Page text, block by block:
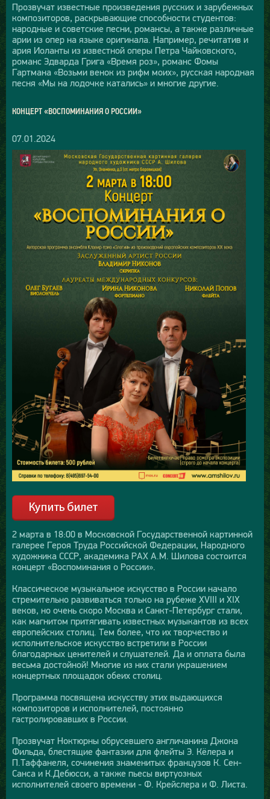
Прозвучат известные произведения русских и зарубежных
композиторов, раскрывающие способности студентов:
народные и советские песни, романсы, а также различные
арии из опер на языке оригинала. Например, речитатив и
ария Иоланты из известной оперы Петра Чайковского,
романс Эдварда Грига «Время роз», романс Фомы
Гартмана «Возьми венок из рифм моих», русская народная
песня «Мы на лодочке катались» и многие другие.
КОНЦЕРТ «ВОСПОМИНАНИЯ О РОССИИ»
07.01.2024
2 марта в 18:00 в Московской Государственной картинной
галерее Героя Труда Российской Федерации, Народного
художника СССР, академика РАХ А.М. Шилова состоится
концерт «Воспоминания о России».
Классическое музыкальное искусство в России начало
стремительно развиваться только на рубеже XVIII и XIX
веков, но очень скоро Москва и Санкт-Петербург стали,
как магнитом притягивать известных музыкантов из всех
европейских столиц. Тем более, что их творчество и
исполнительское искусство встретили в России
благодарных ценителей и слушателей. Да и оплата была
весьма достойной! Многие из них стали украшением
концертных площадок обеих столиц.
Программа посвящена искусству этих выдающихся
композиторов и исполнителей, постоянно
гастролировавших в России.
Прозвучат Ноктюрны обрусевшего англичанина Джона
Фильда, блестящие фантазии для флейты Э. Кёлера и
П.Таффанеля, сочинения знаменитых французов К. Сен-
Санса и К.Дебюсси, а также пьесы виртуозных
исполнителей своего времени - Ф. Крейслера и Ф. Листа.